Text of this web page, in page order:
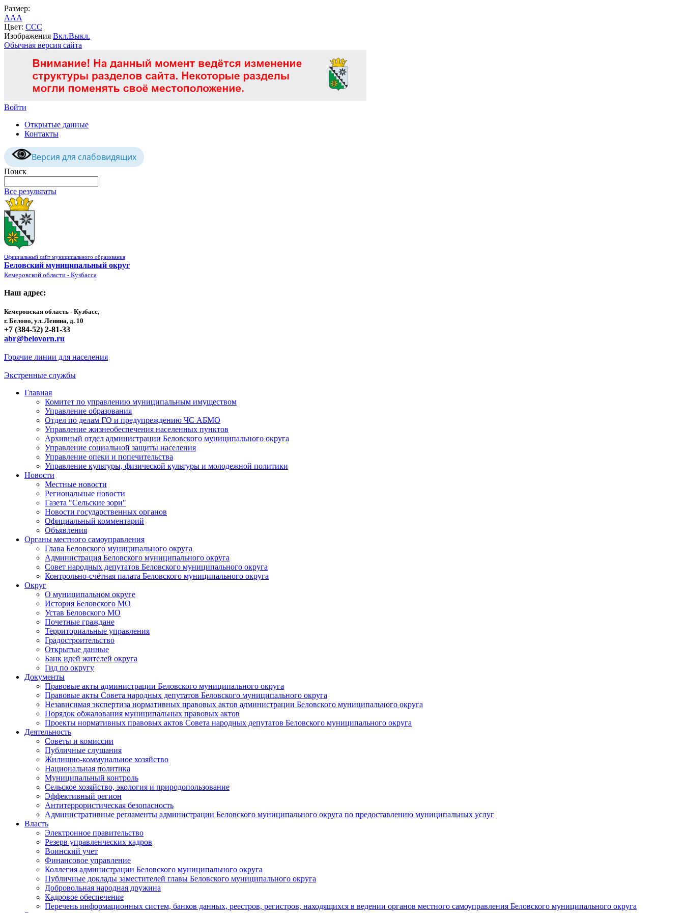
Размер:
AAA
Цвет: CCC
Изображения Вкл.Выкл.
Обычная версия сайта
Войти
Открытые данные
Контакты
Версия для слабовидящих
Поиск
Все результаты
Официальный сайт муниципального образования
Беловский муниципальный округ
Кемеровской области - Кузбасса
Наш адрес:
Кемеровская область - Кузбасс,
г. Белово, ул. Ленина, д. 10
+7 (384-52) 2-81-33
abr@belovorn.ru
Горячие линии для населения
Экстренные службы
Главная
Комитет по управлению муниципальным имуществом
Управление образования
Отдел по делам ГО и предупреждению ЧС АБМО
Управление жизнеобеспечения населенных пунктов
Архивный отдел администрации Беловского муниципального округа
Управление социальной защиты населения
Управление опеки и попечительства
Управление культуры, физической культуры и молодежной политики
Новости
Местные новости
Региональные новости
Газета "Сельские зори"
Новости государственных органов
Официальный комментарий
Объявления
Органы местного самоуправления
Глава Беловского муниципального округа
Администрация Беловского муниципального округа
Совет народных депутатов Беловского муниципального округа
Контрольно-счётная палата Беловского муниципального округа
Округ
О муниципальном округе
История Беловского МО
Устав Беловского МО
Почетные граждане
Территориальные управления
Градостроительство
Открытые данные
Банк идей жителей округа
Гид по округу
Документы
Правовые акты администрации Беловского муниципального округа
Правовые акты Совета народных депутатов Беловского муниципального округа
Независимая экспертиза нормативных правовых актов администрации Беловского муниципального округа
Порядок обжалования муниципальных правовых актов
Проекты нормативных правовых актов Совета народных депутатов Беловского муниципального округа
Деятельность
Советы и комиссии
Публичные слушания
Жилищно-коммунальное хозяйство
Национальная политика
Муниципальный контроль
Сельское хозяйство, экология и природопользование
Эффективный регион
Антитеррористическая безопасность
Административные регламенты администрации Беловского муниципального округа по предоставлению муниципальных услуг
Власть
Электронное правительство
Резерв управленческих кадров
Воинский учет
Финансовое управление
Коллегия администрации Беловского муниципального округа
Публичные доклады заместителей главы Беловского муниципального округа
Добровольная народная дружина
Кадровое обеспечение
Перечень информационных систем, банков данных, реестров, регистров, находящихся в ведении органов местного самоуправления Беловского муниципального округа